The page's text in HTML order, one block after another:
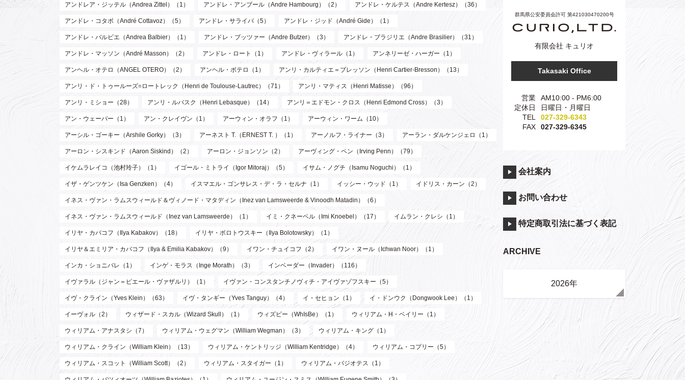
アンドレア・ジッテル（Andrea Zittel）（1） アンドレ・アンブール（Andre Hambourg）（2） アンドレ・ケルテス（Andre Kertesz）（36）
アンドレ・コタボ（André Cottavoz）（5） アンドレ・サライバ（5） アンドレ・ジッド（André Gide）（1）
アンドレ・バルビエ（Andrea Balbier）（1） アンドレ・ブッツァー（Andre Butzer）（3） アンドレ・ブラジリエ（Andre Brasilier）（31）
アンドレ・マッソン（André Masson）（2） アンドレ・ロート（1） アンドレ・ヴィラール（1） アンネリーゼ・ハーガー（1）
アンヘル・オテロ（ANGEL OTERO）（2） アンヘル・ボテロ（1） アンリ・カルティエ＝ブレッソン（Henri Cartier-Bresson）（13）
アンリ・ド・トゥールーズ=ロートレック（Henri de Toulouse-Lautrec）（71） アンリ・マティス（Henri Matisse）（96）
アンリ・ミショー（28） アンリ・ルバスク（Henri Lebasque）（14） アンリ＝エドモン・クロス（Henri Edmond Cross）（3）
アン・ウェーバー（1） アン・クレイヴン（1） アーウィン・オラフ（1） アーウィン・ワーム（10）
アーシル・ゴーキー（Arshile Gorky）（3） アーネスト T.（ERNEST T. ）（1） アーノルフ・ライナー（3） アーラン・ダルケンジェロ（1）
アーロン・シスキンド（Aaron Siskind）（2） アーロン・ジョンソン（2） アーヴィング・ペン（Irving Penn）（79）
イケムラレイコ（池村玲子）（1） イゴール・ミトライ（Igor Mitoraj）（5） イサム・ノグチ（Isamu Noguchi）（1）
イザ・ゲンツケン（Isa Genzken）（4） イスマエル・ゴンサレス・デ・ラ・セルナ（1） イッシー・ウッド（1） イドリス・カーン（2）
イネス・ヴァン・ラムスウィールド＆ヴィノード・マタディン（Inez van Lamsweerde & Vinoodh Matadin）（6）
イネス・ヴァン・ラムスウィールド（Inez van Lamsweerde）（1） イミ・クネーベル（Imi Knoebel）（17） イムラン・クレシ（1）
イリヤ・カバコフ（Ilya Kabakov）（18） イリヤ・ボロトウスキー（Ilya Bolotowsky）（1）
イリヤ＆エミリア・カバコフ（Ilya & Emilia Kabakov）（9） イワン・チュイコフ（2） イワン・ヌール（Ichwan Noor）（1）
インカ・ショニバレ（1） インゲ・モラス（Inge Morath）（3） インベーダー（Invader）（116）
イヴァラル（ジャン＝ピエール・ヴァザルリ）（1） イヴァン・コンスタンチノヴィチ・アイヴァゾフスキー（5）
イヴ・クライン（Yves Klein）（63） イヴ・タンギー（Yves Tanguy）（4） イ・セヒョン（1） イ・ドンウク（Dongwook Lee）（1）
イーヴォル（2） ウィザード・スカル（Wizard Skull）（1） ウィズビー（WhIsBe）（1） ウィリアム・H・ベイリー（1）
ウィリアム・アナスタシ（7） ウィリアム・ウェグマン（William Wegman）（3） ウィリアム・キング（1）
ウィリアム・クライン（William Klein）（13） ウィリアム・ケントリッジ（William Kentridge）（4） ウィリアム・コプリー（5）
ウィリアム・スコット（William Scott）（2） ウィリアム・スタイガー（1） ウィリアム・バジオテス（1）
群馬県公安委員会許可 第421030470200号
有限会社 キュリオ
Takasaki Office
営業
AM10:00 - PM6:00
定休日
日曜日・月曜日
TEL
027-329-6343
FAX
027-329-6345
会社案内
お問い合わせ
特定商取引法に基づく表記
ARCHIVE
2026年